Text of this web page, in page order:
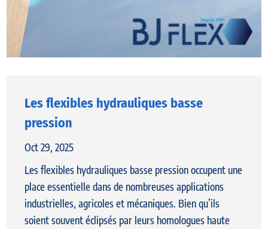
Les flexibles hydrauliques basse
pression
Oct 29, 2025
Les flexibles hydrauliques basse pression occupent une
place essentielle dans de nombreuses applications
industrielles, agricoles et mécaniques. Bien qu’ils
soient souvent éclipsés par leurs homologues haute